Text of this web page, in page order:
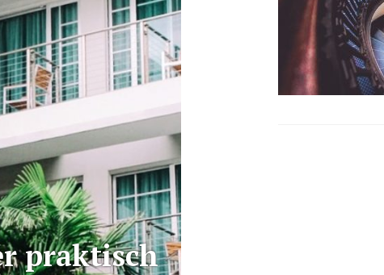
praktisch